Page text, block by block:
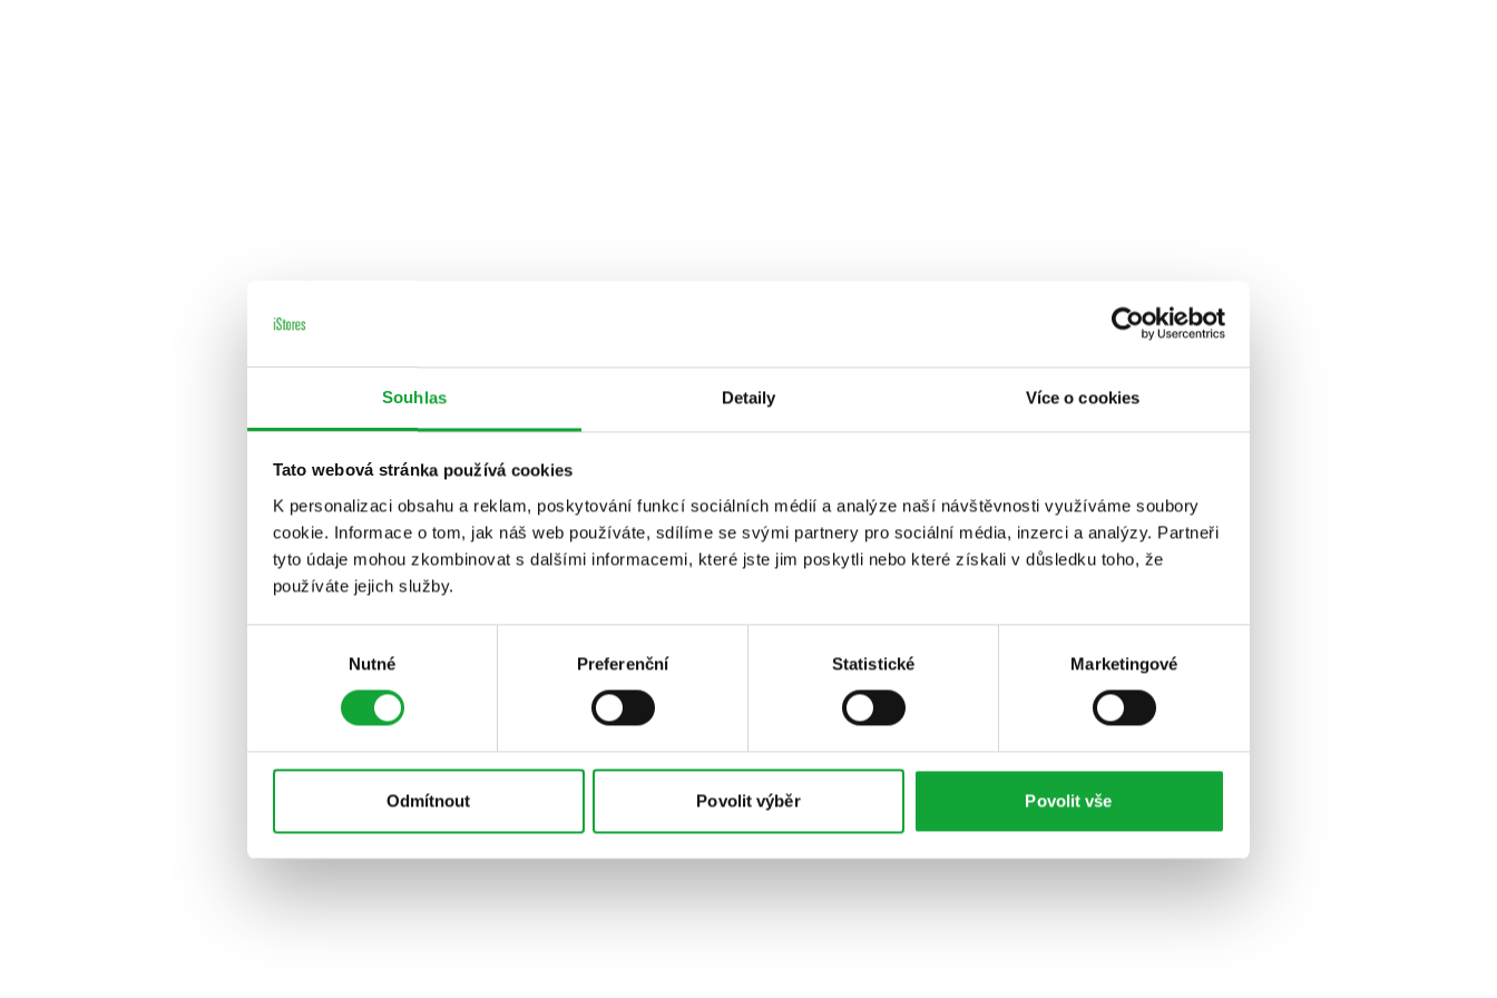
Souhlas Detaily Více o cookies
Tato webová stránka používá cookies
K personalizaci obsahu a reklam, poskytování funkcí sociálních médií a analýze naší návštěvnosti využíváme soubory
cookie. Informace o tom, jak náš web používáte, sdílíme se svými partnery pro sociální média, inzerci a analýzy. Partneři
tyto údaje mohou zkombinovat s dalšími informacemi, které jste jim poskytli nebo které získali v důsledku toho, že
používáte jejich služby.
Nutné Preferenční Statistické Marketingové
Odmítnout Povolit výběr Povolit vše